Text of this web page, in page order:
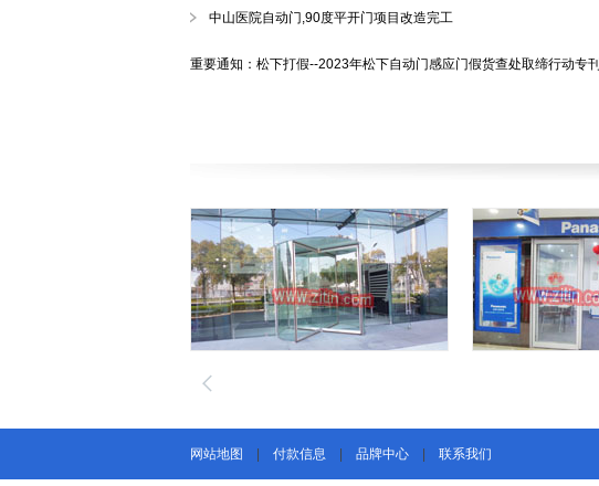
中山医院自动门,90度平开门项目改造完工
重要通知：松下打假--2023年松下自动门感应门假货查处取缔行动专刊
网站地图 付款信息 品牌中心 联系我们